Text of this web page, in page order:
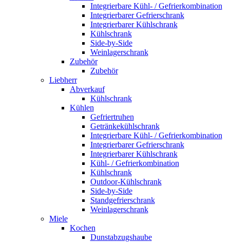
Integrierbare Kühl- / Gefrierkombination
Integrierbarer Gefrierschrank
Integrierbarer Kühlschrank
Kühlschrank
Side-by-Side
Weinlagerschrank
Zubehör
Zubehör
Liebherr
Abverkauf
Kühlschrank
Kühlen
Gefriertruhen
Getränkekühlschrank
Integrierbare Kühl- / Gefrierkombination
Integrierbarer Gefrierschrank
Integrierbarer Kühlschrank
Kühl- / Gefrierkombination
Kühlschrank
Outdoor-Kühlschrank
Side-by-Side
Standgefrierschrank
Weinlagerschrank
Miele
Kochen
Dunstabzugshaube